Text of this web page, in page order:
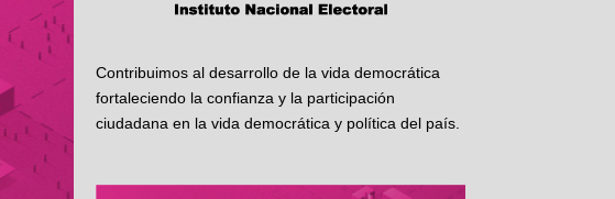
Contribuimos al desarrollo de la vida democrática
fortaleciendo la confianza y la participación
ciudadana en la vida democrática y política del país.